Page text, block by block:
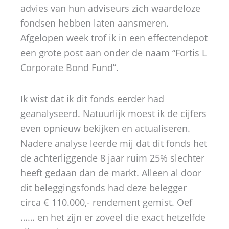
advies van hun adviseurs zich waardeloze
fondsen hebben laten aansmeren.
Afgelopen week trof ik in een effectendepot
een grote post aan onder de naam “Fortis L
Corporate Bond Fund”.
Ik wist dat ik dit fonds eerder had
geanalyseerd. Natuurlijk moest ik de cijfers
even opnieuw bekijken en actualiseren.
Nadere analyse leerde mij dat dit fonds het
de achterliggende 8 jaar ruim 25% slechter
heeft gedaan dan de markt. Alleen al door
dit beleggingsfonds had deze belegger
circa € 110.000,- rendement gemist. Oef
…… en het zijn er zoveel die exact hetzelfde